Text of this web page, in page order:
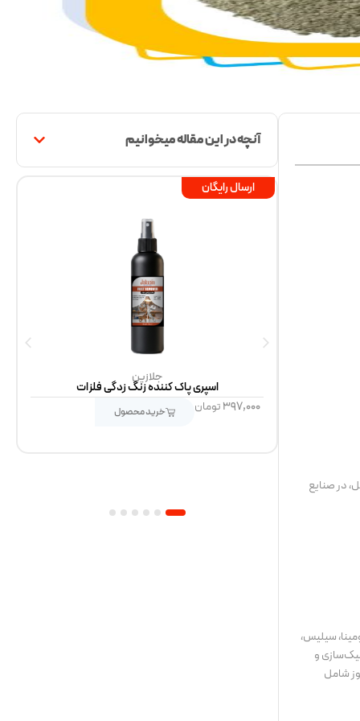
در صنایع
سیلیس،
و
شامل
آنچه در این مقاله میخوانیم
ارسال رایگان
جلازین
اسپری پاک کننده زنگ زدگی فلزات
۳۹۷,۰۰۰تومان خرید محصول
1
2